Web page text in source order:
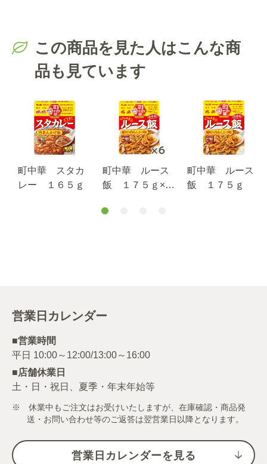
この商品を見た人はこんな商
品も見ています
町中華 スタカ
レー １６５ｇ
町中華 ルース
飯 １７５ｇ×６
町中華 ルース
飯 １７５ｇ
営業日カレンダー
■営業時間
■店舗休業日
土・日・祝日、夏季・年末年始等
※ 休業中もご注文はお受けいたしますが、在庫確認・商品発
送・お問い合わせ等のご返答は翌営業日以降となります。
営業日カレンダーを見る